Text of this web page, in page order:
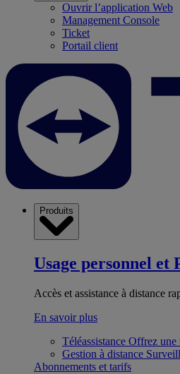
Ouvrir l’application Web
Management Console
Ticket
Portail client
Produits
Usage personnel et
Accès et assistance à distance
En savoir plus
Téléassistance Offrez une
Gestion à distance
Abonnements et tarifs